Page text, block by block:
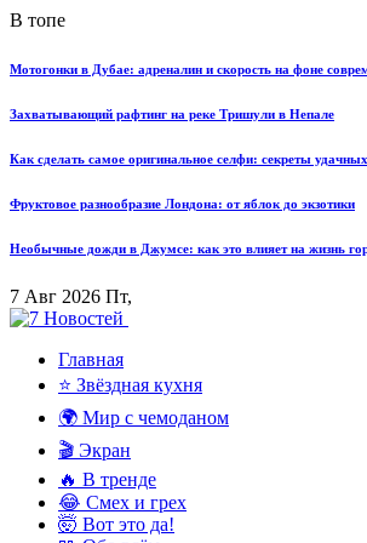
В топе
Мотогонки в Дубае: адреналин и скорость на фоне
Захватывающий рафтинг на реке Тришули в Непале
Как сделать самое оригинальное селфи: секреты
Фруктовое разнообразие Лондона: от яблок до экзотики
Необычные дожди в Джумсе: как это влияет на жизнь
7 Авг 2026 Пт,
Главная
⭐ Звёздная кухня
🌍 Мир с чемоданом
🎬 Экран
🔥 В тренде
😂 Смех и грех
🤯 Вот это да!